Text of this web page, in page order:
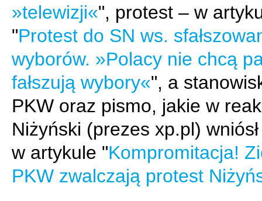
»telewizji«", protest – w
"Protest do SN ws.
wyborów. »Polacy nie chcą
fałszują wybory«", a
PKW oraz pismo, jakie w
Niżyński (prezes xp.pl)
w artykule "Kompromitacja!
PKW zwalczają protest